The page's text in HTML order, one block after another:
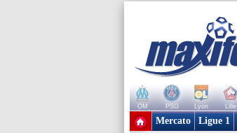
OM PSG Lyon Lille
+ de clubs
Mercato Ligue 1